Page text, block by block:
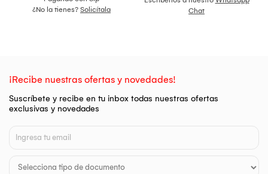
¿No la tienes? Solicítala
Chat
¡Recibe nuestras ofertas y novedades!
Suscríbete y recibe en tu inbox todas nuestras ofertas
exclusivas y novedades